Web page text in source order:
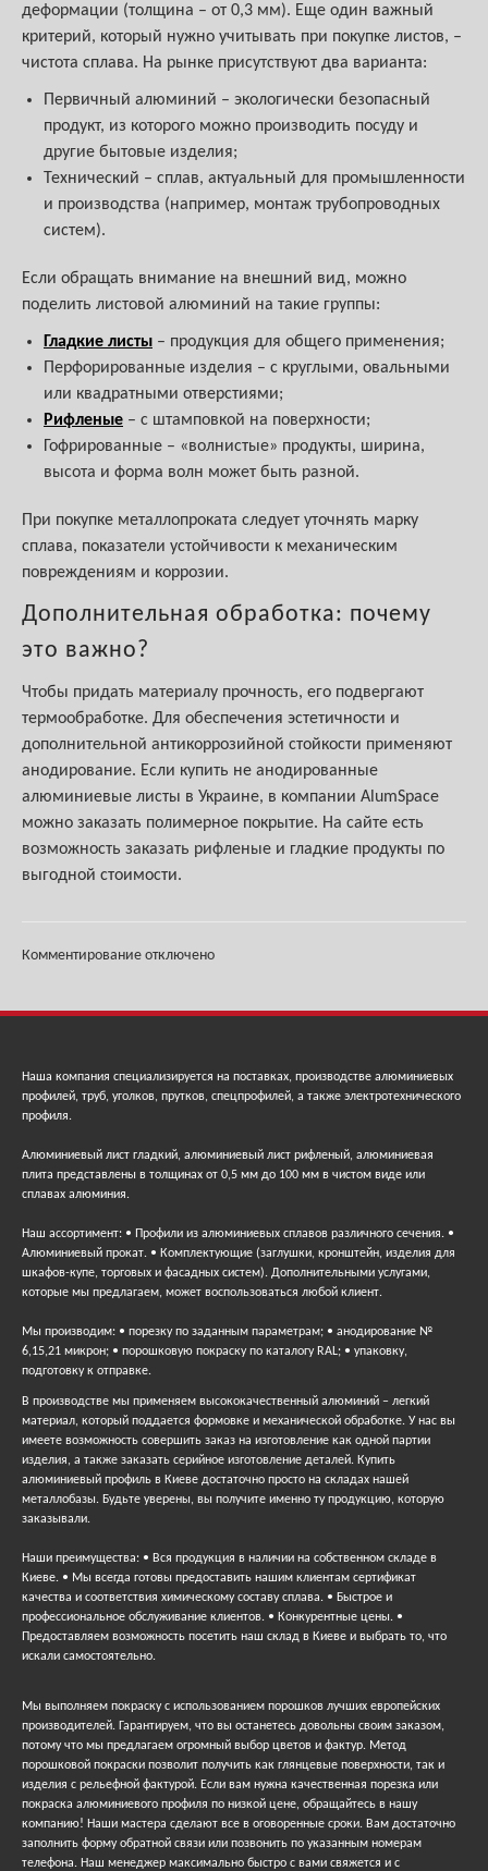
деформации (толщина – от 0,3 мм). Еще один важный
критерий, который нужно учитывать при покупке листов, –
чистота сплава. На рынке присутствуют два варианта:
Первичный алюминий – экологически безопасный
продукт, из которого можно производить посуду и
другие бытовые изделия;
Технический – сплав, актуальный для промышленности
и производства (например, монтаж трубопроводных
систем).
Если обращать внимание на внешний вид, можно
поделить листовой алюминий на такие группы:
Гладкие листы – продукция для общего применения;
Перфорированные изделия – с круглыми, овальными
или квадратными отверстиями;
Рифленые – с штамповкой на поверхности;
Гофрированные – «волнистые» продукты, ширина,
высота и форма волн может быть разной.
При покупке металлопроката следует уточнять марку
сплава, показатели устойчивости к механическим
повреждениям и коррозии.
Дополнительная обработка: почему
это важно?
Чтобы придать материалу прочность, его подвергают
термообработке. Для обеспечения эстетичности и
дополнительной антикоррозийной стойкости применяют
анодирование. Если купить не анодированные
алюминиевые листы в Украине, в компании AlumSpace
можно заказать полимерное покрытие. На сайте есть
возможность заказать рифленые и гладкие продукты по
выгодной стоимости.
Комментирование отключено
Наша компания специализируется на поставках, производстве алюминиевых
профилей, труб, уголков, прутков, спецпрофилей, а также электротехнического
профиля.
Алюминиевый лист гладкий, алюминиевый лист рифленый, алюминиевая
плита представлены в толщинах от 0,5 мм до 100 мм в чистом виде или
сплавах алюминия.
Наш ассортимент: • Профили из алюминиевых сплавов различного сечения. •
Алюминиевый прокат. • Комплектующие (заглушки, кронштейн, изделия для
шкафов-купе, торговых и фасадных систем). Дополнительными услугами,
которые мы предлагаем, может воспользоваться любой клиент.
Мы производим: • порезку по заданным параметрам; • анодирование №
6,15,21 микрон; • порошковую покраску по каталогу RAL; • упаковку,
подготовку к отправке.
В производстве мы применяем высококачественный алюминий – легкий
материал, который поддается формовке и механической обработке. У нас вы
имеете возможность совершить заказ на изготовление как одной партии
изделия, а также заказать серийное изготовление деталей. Купить
алюминиевый профиль в Киеве достаточно просто на складах нашей
металлобазы. Будьте уверены, вы получите именно ту продукцию, которую
заказывали.
Наши преимущества: • Вся продукция в наличии на собственном складе в
Киеве. • Мы всегда готовы предоставить нашим клиентам сертификат
качества и соответствия химическому составу сплава. • Быстрое и
профессиональное обслуживание клиентов. • Конкурентные цены. •
Предоставляем возможность посетить наш склад в Киеве и выбрать то, что
искали самостоятельно.
Мы выполняем покраску с использованием порошков лучших европейских
производителей. Гарантируем, что вы останетесь довольны своим заказом,
потому что мы предлагаем огромный выбор цветов и фактур. Метод
порошковой покраски позволит получить как глянцевые поверхности, так и
изделия с рельефной фактурой. Если вам нужна качественная порезка или
покраска алюминиевого профиля по низкой цене, обращайтесь в нашу
компанию! Наши мастера сделают все в оговоренные сроки. Вам достаточно
заполнить форму обратной связи или позвонить по указанным номерам
телефона. Наш менеджер максимально быстро с вами свяжется и с